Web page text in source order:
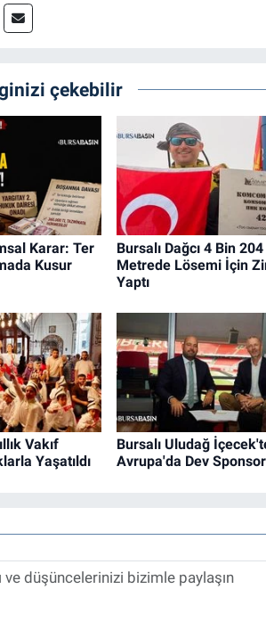
çekebilir
Karar: Ter
Kusur
Bursalı Dağcı 4 Bin 204
Metrede Lösemi İçin
Yaptı
Vakıf
Yaşatıldı
Bursalı Uludağ
Avrupa'da Dev